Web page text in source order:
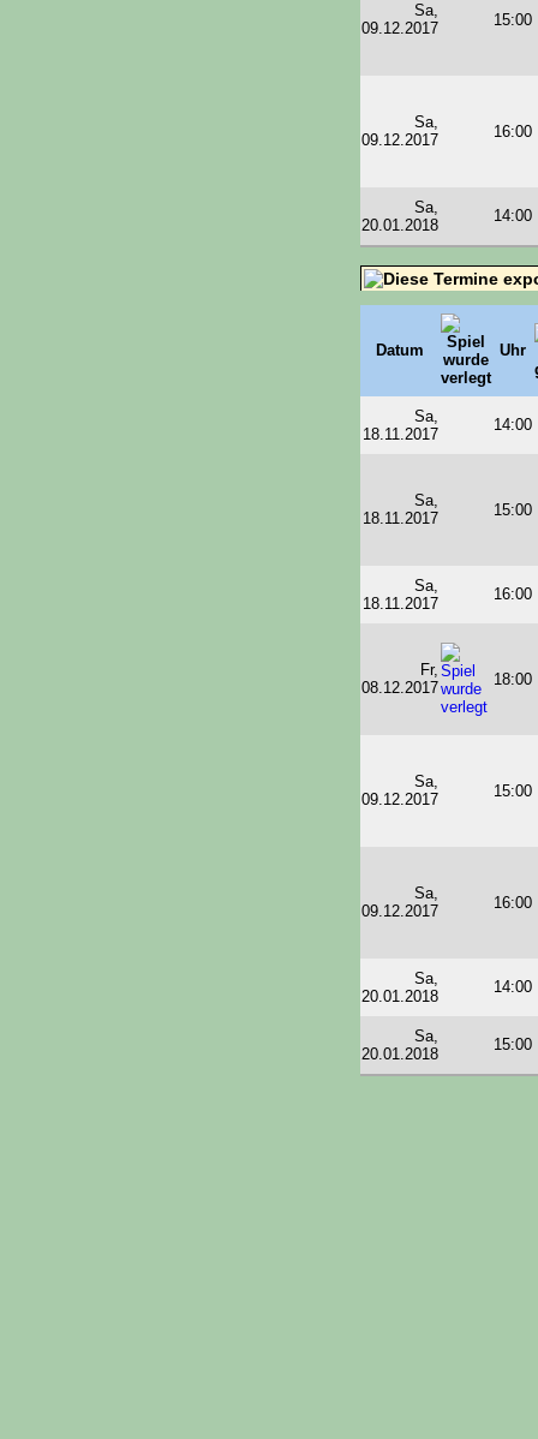
Sa,
09.12.2017
15:00
Sa,
09.12.2017
16:00
Sa,
20.01.2018
14:00
Datum Uhr
Sa,
18.11.2017
14:00
Sa,
18.11.2017
15:00
Sa,
18.11.2017
16:00
Fr,
08.12.2017
18:00
Sa,
09.12.2017
15:00
Sa,
09.12.2017
16:00
Sa,
20.01.2018
14:00
Sa,
20.01.2018
15:00